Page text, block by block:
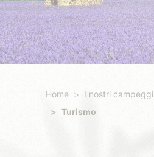
Home I nostri campeggi
Turismo